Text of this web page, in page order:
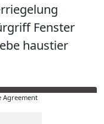
Fenster
haustier
Agreement